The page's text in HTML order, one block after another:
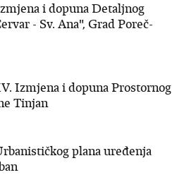
i dopuna Detaljnog
- Sv. Ana", Grad Poreč-
Izmjena i dopuna Prostornog
Tinjan
plana uređenja